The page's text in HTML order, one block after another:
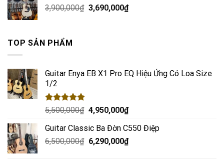
3,900,000₫ 3,690,000₫
TOP SẢN PHẨM
Guitar Enya EB X1 Pro EQ Hiệu Ứng Có Loa Size
1/2
Rated5.00
5,500,000₫ 4,950,000₫
Guitar Classic Ba Đờn C550 Điệp
6,500,000₫ 6,290,000₫